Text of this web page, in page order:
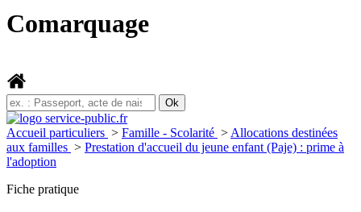
Comarquage
Accueil particuliers > Famille - Scolarité > Allocations destinées
aux familles > Prestation d'accueil du jeune enfant (Paje) : prime à
l'adoption
Fiche pratique